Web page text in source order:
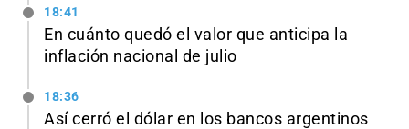
18:41
En cuánto quedó el valor que anticipa la
inflación nacional de julio
18:36
Así cerró el dólar en los bancos argentinos